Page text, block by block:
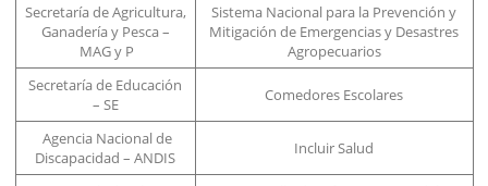
Secretaría de Agricultura,
Ganadería y Pesca –
MAG y P
Sistema Nacional para la Prevención y
Mitigación de Emergencias y Desastres
Agropecuarios
Secretaría de Educación
– SE
Comedores Escolares
Agencia Nacional de
Discapacidad – ANDIS
Incluir Salud